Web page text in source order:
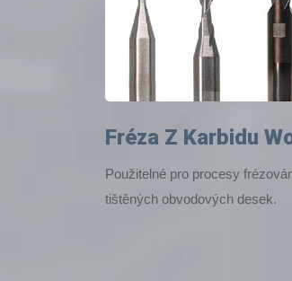
Fréza Z Karbidu
Použitelné pro procesy
tištěných obvodových desek.